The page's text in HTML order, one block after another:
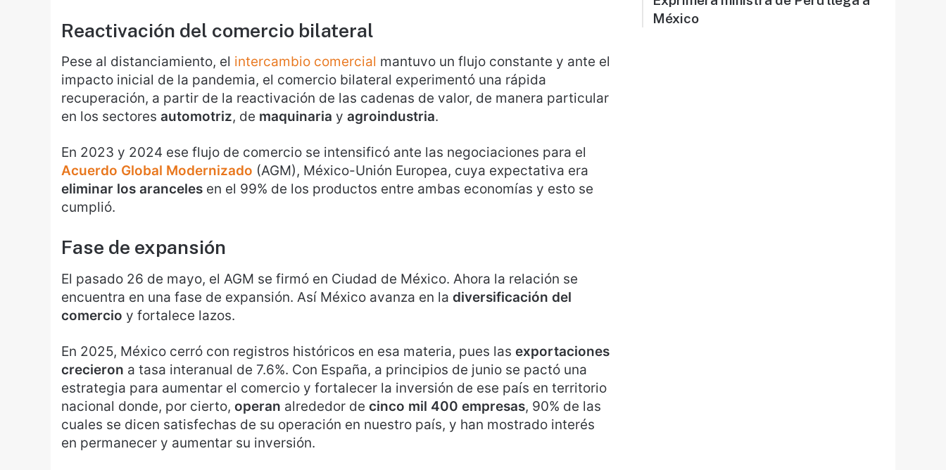
Reactivación del comercio bilateral
Pese al distanciamiento, el intercambio comercial mantuvo un flujo constante y ante el
impacto inicial de la pandemia, el comercio bilateral experimentó una rápida
recuperación, a partir de la reactivación de las cadenas de valor, de manera particular
en los sectores automotriz, de maquinaria y agroindustria.
En 2023 y 2024 ese flujo de comercio se intensificó ante las negociaciones para el
Acuerdo Global Modernizado (AGM), México-Unión Europea, cuya expectativa era
eliminar los aranceles en el 99% de los productos entre ambas economías y esto se
cumplió.
Fase de expansión
El pasado 26 de mayo, el AGM se firmó en Ciudad de México. Ahora la relación se
encuentra en una fase de expansión. Así México avanza en la diversificación del
comercio y fortalece lazos.
En 2025, México cerró con registros históricos en esa materia, pues las exportaciones
crecieron a tasa interanual de 7.6%. Con España, a principios de junio se pactó una
estrategia para aumentar el comercio y fortalecer la inversión de ese país en territorio
nacional donde, por cierto, operan alrededor de cinco mil 400 empresas, 90% de las
cuales se dicen satisfechas de su operación en nuestro país, y han mostrado interés
en permanecer y aumentar su inversión.
México